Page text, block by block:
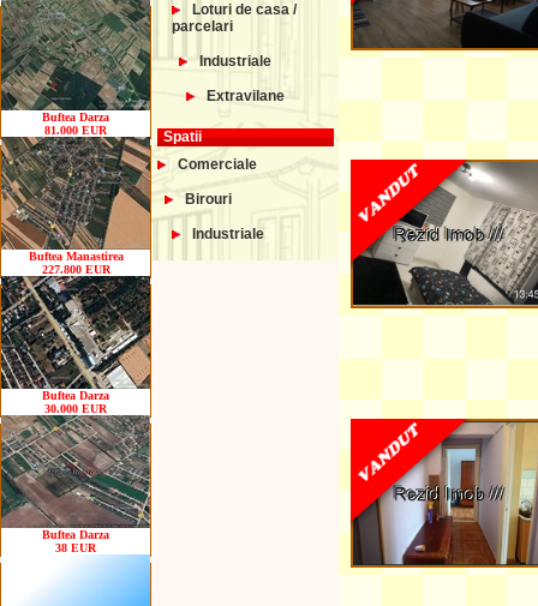
Buftea Darza
81.000 EUR
Buftea Manastirea
227.800 EUR
Buftea Darza
30.000 EUR
Buftea Darza
38 EUR
Loturi de casa /
parcelari
Industriale
Extravilane
Spatii
Comerciale
Birouri
Industriale